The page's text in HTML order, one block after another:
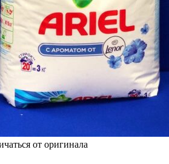
от оригинала